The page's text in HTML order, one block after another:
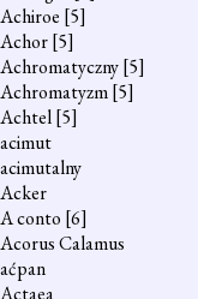
Achiroe [5]
Achor[5]
Achromatyczny[5]
Achromatyzm[5]
Achtel[5]
acimut
acimutalny
Acker
A conto [6]
Acorus Calamus
aćpan
Actaea